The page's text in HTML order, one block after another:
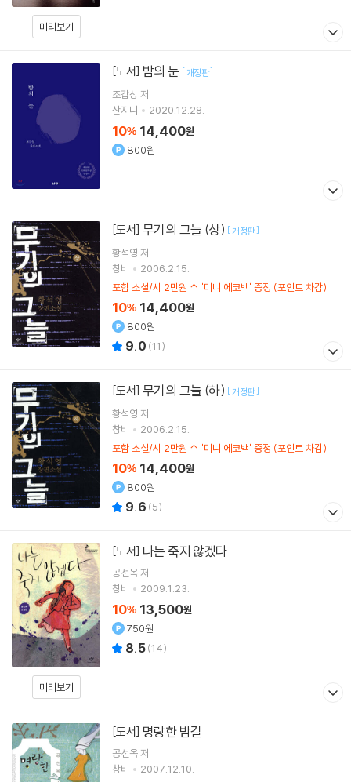
미리보기
[도서] 밤의 눈 [개정판]
조갑상저
산지니
2020.12.28.
10% 14,400원
800원
[도서] 무기의 그늘 (상) [개정판]
황석영 저
창비
2006.2.15.
포함 소설/시 2만원 ↑ '미니 에코백' 증정 (포인트 차감)
10% 14,400원
800원
9.0 (11)
[도서] 무기의 그늘 (하) [개정판]
황석영 저
창비
2006.2.15.
포함 소설/시 2만원 ↑ '미니 에코백' 증정 (포인트 차감)
10% 14,400원
800원
9.6 (5)
미리보기
[도서] 나는 죽지 않겠다
공선옥저
창비
2009.1.23.
10% 13,500원
750원
8.5(14)
[도서] 명랑한 밤길
공선옥저
창비
2007.12.10.